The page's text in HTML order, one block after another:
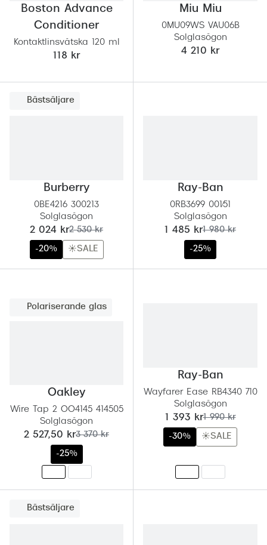
Boston Advance
Conditioner
Kontaktlinsvätska 120 ml
118 kr
Miu Miu
0MU09WS VAU06B
Solglasögon
4 210 kr
Bästsäljare
Burberry
0BE4216 300213
Solglasögon
nu:
2 024 krtidigare pris:
2 530 kr
-20% ☀️SALE
Ray-Ban
0RB3699 001/51
Solglasögon
nu:
1 485 krtidigare pris:
1 980 kr
-25%
Polariserande glas
Oakley
Wire Tap 2 OO4145 414505
Solglasögon
nu:
2 527,50 krtidigare pris:
3 370 kr
-25%
Ray-Ban
Wayfarer Ease RB4340 710
Solglasögon
nu:
1 393 krtidigare pris:
1 990 kr
-30% ☀️SALE
Bästsäljare